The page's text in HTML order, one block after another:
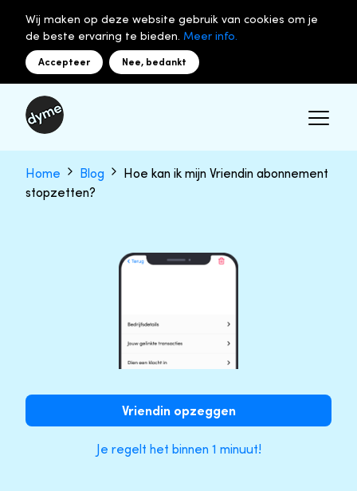
Wij maken op deze website gebruik van cookies om je
de beste ervaring te bieden. Meer info.
Accepteer Nee, bedankt
Home Blog
Hoe kan ik mijn Vriendin abonnement
stopzetten?
Vriendin opzeggen
Je regelt het binnen 1 minuut!